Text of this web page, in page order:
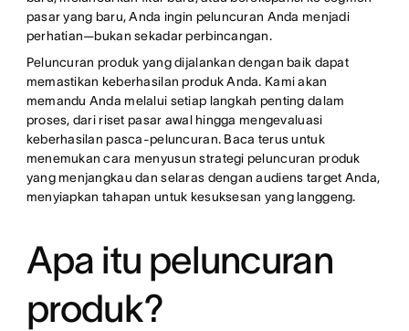
pasar yang baru, Anda ingin peluncuran Anda menjadi
perhatian—bukan sekadar perbincangan.
Peluncuran produk yang dijalankan dengan baik dapat
memastikan keberhasilan produk Anda. Kami akan
memandu Anda melalui setiap langkah penting dalam
proses, dari riset pasar awal hingga mengevaluasi
keberhasilan pasca-peluncuran. Baca terus untuk
menemukan cara menyusun strategi peluncuran produk
yang menjangkau dan selaras dengan audiens target Anda,
menyiapkan tahapan untuk kesuksesan yang langgeng.
Apa itu peluncuran
produk?